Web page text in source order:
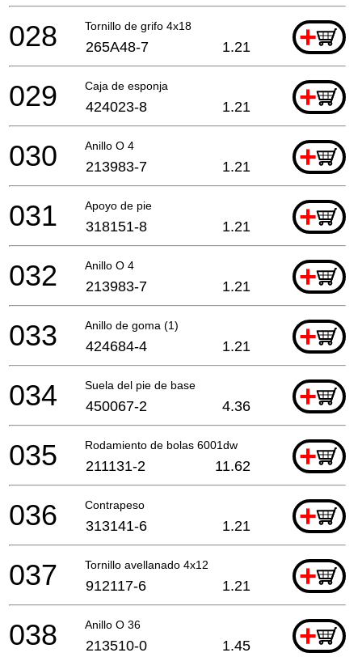
Tornillo de grifo 4x18 +
028 265A48-7 1.21
Caja de esponja +
029 424023-8 1.21
Anillo O 4 +
030 213983-7 1.21
Apoyo de pie +
031 318151-8 1.21
Anillo O 4 +
032 213983-7 1.21
Anillo de goma (1) +
033 424684-4 1.21
Suela del pie de base +
034 450067-2 4.36
Rodamiento de bolas 6001dw +
035 211131-2 11.62
Contrapeso +
036 313141-6 1.21
Tornillo avellanado 4x12 +
037 912117-6 1.21
Anillo O 36 +
038 213510-0 1.45